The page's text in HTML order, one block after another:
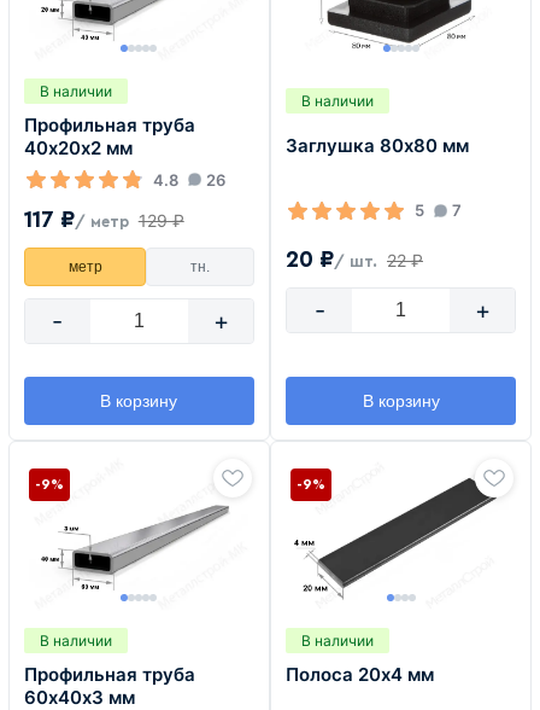
В наличии
Профильная труба
40х20х2 мм
4.8 26
117 ₽/ метр 129 ₽
метр тн.
- +
В корзину
В наличии
Заглушка 80х80 мм
5 7
20 ₽/ шт. 22 ₽
- +
В корзину
В наличии
Профильная труба
60х40х3 мм
-9%
В наличии
Полоса 20х4 мм
-9%